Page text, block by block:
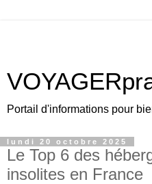
Portail d'informations pour
lundi 20 octobre 2025
Le Top 6 des
insolites en France